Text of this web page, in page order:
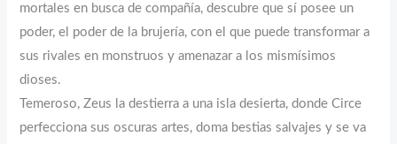
mortales en busca de compañía, descubre que sí posee un
poder, el poder de la brujería, con el que puede transformar a
sus rivales en monstruos y amenazar a los mismísimos
dioses.
Temeroso, Zeus la destierra a una isla desierta, donde Circe
perfecciona sus oscuras artes, doma bestias salvajes y se va